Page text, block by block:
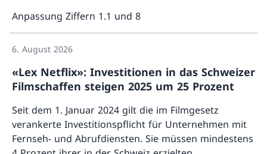
Anpassung Ziffern 1.1 und 8
6. August 2026
«Lex Netflix»: Investitionen in das Schweizer
Filmschaffen steigen 2025 um 25 Prozent
Seit dem 1. Januar 2024 gilt die im Filmgesetz
verankerte Investitionspflicht für Unternehmen mit
Fernseh- und Abrufdiensten. Sie müssen mindestens